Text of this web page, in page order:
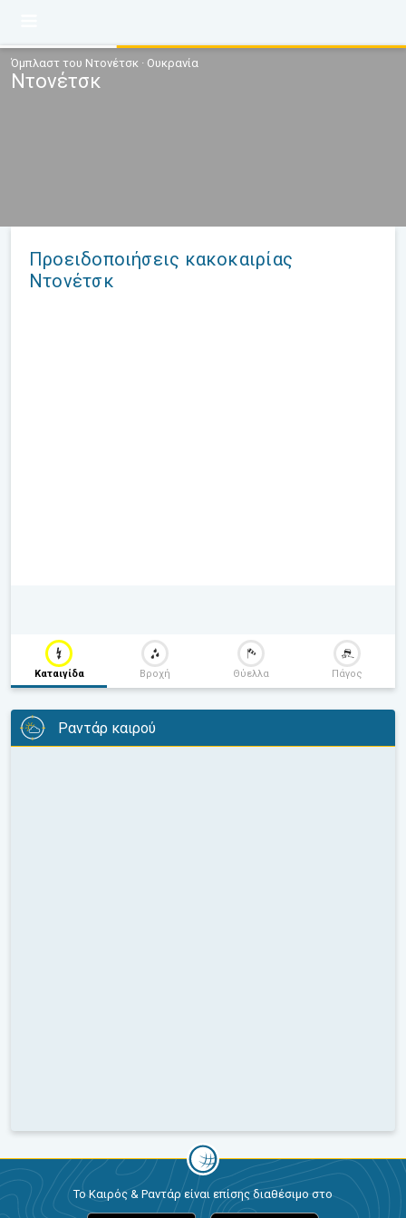
Όμπλαστ του Ντονέτσκ · Ουκρανία
Ντονέτσκ
Προειδοποιήσεις κακοκαιρίας
Ντονέτσκ
Καταιγίδα Βροχή Θύελλα Πάγος
Ραντάρ καιρού
Το Καιρός & Ραντάρ είναι επίσης διαθέσιμο στο